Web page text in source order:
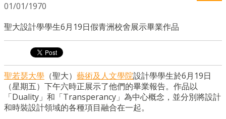
01/01/1970
聖大設計學學生6月19日假青洲校舍展示畢業作品
聖若瑟大學 （聖大） 藝術及人文學院設計學學生於6月19日
（星期五）下午六時正展示了他們的畢業報告。作品以
「Duality」和「Transperancy」為中心概念，並分別將設計
和時裝設計領域的各種項目融合在一起。